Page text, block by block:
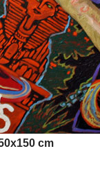
cm